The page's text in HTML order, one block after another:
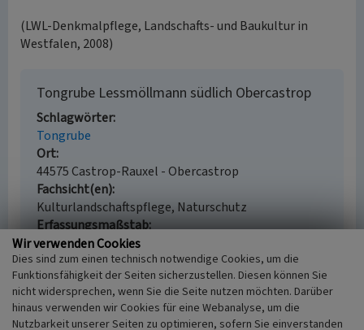
(LWL-Denkmalpflege, Landschafts- und Baukultur in
Westfalen, 2008)
Tongrube Lessmöllmann südlich Obercastrop
Schlagwörter
Tongrube
Ort
44575 Castrop-Rauxel - Obercastrop
Fachsicht(en)
Kulturlandschaftspflege, Naturschutz
Erfassungsmaßstab
i.d.R. 1:25.000 (kleiner als 1:20.000)
Erfassungsmethode
Literaturauswertung, Geländebegehung/-
kartierung
Historischer Zeitraum
Wir verwenden Cookies
Dies sind zum einen technisch notwendige Cookies, um die
Funktionsfähigkeit der Seiten sicherzustellen. Diesen können Sie
nicht widersprechen, wenn Sie die Seite nutzen möchten. Darüber
hinaus verwenden wir Cookies für eine Webanalyse, um die
Nutzbarkeit unserer Seiten zu optimieren, sofern Sie einverstanden